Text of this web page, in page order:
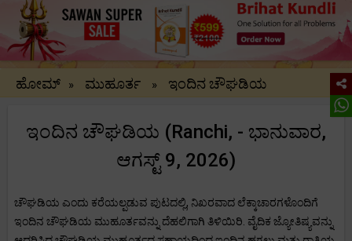
ಹೋಮ್ » ಮುಹೂರ್ತ » ಇಂದಿನ ಚೌಘಡಿಯ
ಇಂದಿನ ಚೌಘಡಿಯ (Ranchi, - ಭಾನುವಾರ,
ಆಗಸ್ಟ್ 9, 2026)
ಚೌಘಡಿಯ ಎಂದು ಕರೆಯಲ್ಪಡುವ ಪುಟದಲ್ಲಿ, ನಿಖರವಾದ ಲೆಕ್ಕಾಚಾರಗಳೊಂದಿಗೆ
ಇಂದಿನ ಚೌಘಡಿಯ ಮುಹೂರ್ತವನ್ನು ದೆಹಲಿಗಾಗಿ ತಿಳಿಯಿರಿ. ವೈದಿಕ ಜ್ಯೋತಿಷ್ಯವನ್ನು